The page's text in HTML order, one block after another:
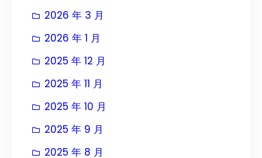
2026 年 3 月
2026 年 1 月
2025 年 12 月
2025 年 11 月
2025 年 10 月
2025 年 9 月
2025 年 8 月